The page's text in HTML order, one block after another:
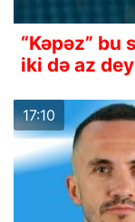
“Kəpəz”
iki də az
17:10